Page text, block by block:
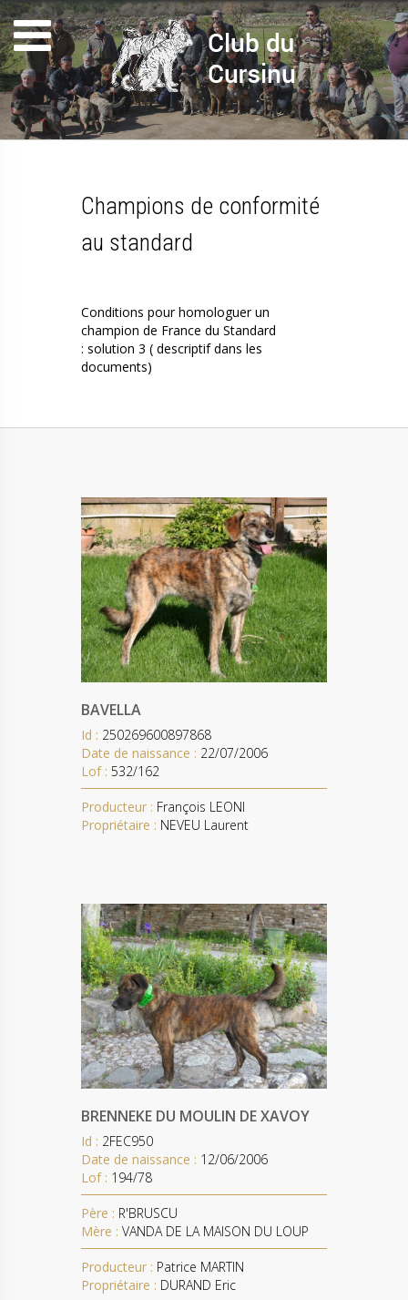
Champions de conformité
au standard
Conditions pour homologuer un
champion de France du Standard
: solution 3 ( descriptif dans les
documents)
BAVELLA
Id : 250269600897868
Date de naissance : 22/07/2006
Lof : 532/162
Producteur : François LEONI
Propriétaire : NEVEU Laurent
BRENNEKE DU MOULIN DE XAVOY
Id : 2FEC950
Date de naissance : 12/06/2006
Lof : 194/78
Père : R'BRUSCU
Mère : VANDA DE LA MAISON DU LOUP
Producteur : Patrice MARTIN
Propriétaire : DURAND Eric